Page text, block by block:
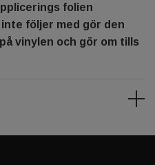
folien
följer med gör den
vinylen och gör om tills